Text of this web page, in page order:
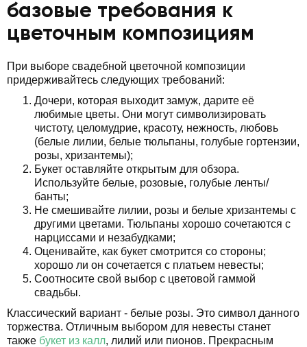
базовые требования к
цветочным композициям
При выборе свадебной цветочной композиции
придерживайтесь следующих требований:
Дочери, которая выходит замуж, дарите её
любимые цветы. Они могут символизировать
чистоту, целомудрие, красоту, нежность, любовь
(белые лилии, белые тюльпаны, голубые гортензии,
розы, хризантемы);
Букет оставляйте открытым для обзора.
Используйте белые, розовые, голубые ленты/
банты;
Не смешивайте лилии, розы и белые хризантемы с
другими цветами. Тюльпаны хорошо сочетаются с
нарциссами и незабудками;
Оценивайте, как букет смотрится со стороны;
хорошо ли он сочетается с платьем невесты;
Соотносите свой выбор с цветовой гаммой
свадьбы.
Классический вариант - белые розы. Это символ данного
торжества. Отличным выбором для невесты станет
также букет из калл, лилий или пионов. Прекрасным